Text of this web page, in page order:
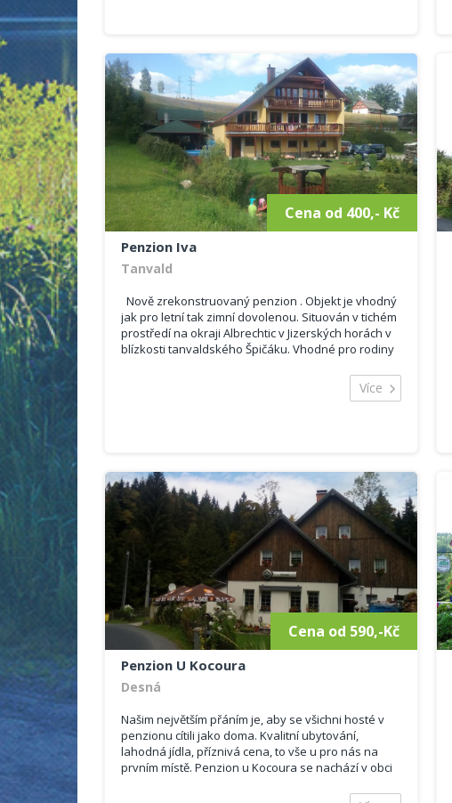
Cena od 400,- Kč
Penzion Iva
Tanvald
Nově zrekonstruovaný penzion . Objekt je vhodný
jak pro letní tak zimní dovolenou. Situován v tichém
prostředí na okraji Albrechtic v Jizerských horách v
blízkosti tanvaldského Špičáku. Vhodné pro rodiny
Více
Cena od 590,-Kč
Penzion U Kocoura
Desná
Našim největším přáním je, aby se všichni hosté v
penzionu cítili jako doma. Kvalitní ubytování,
lahodná jídla, příznivá cena, to vše u pro nás na
prvním místě. Penzion u Kocoura se nachází v obci